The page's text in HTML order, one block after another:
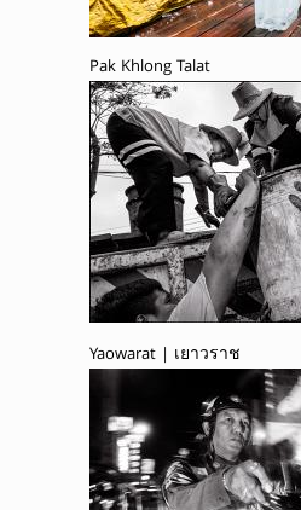
Pak Khlong Talat
Yaowarat | เยาวราช